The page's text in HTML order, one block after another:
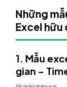
Những
Excel hữu
1. Mẫu
gian -